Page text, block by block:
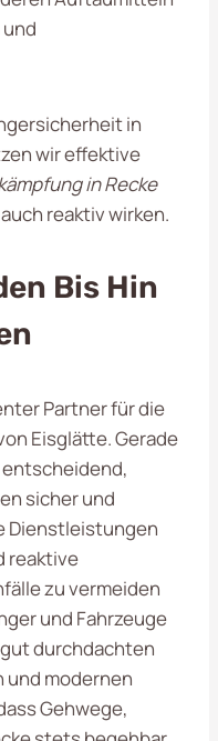
in
wir effektive
in Recke
reaktiv wirken.
Bis Hin
Partner für die
Eisglätte. Gerade
sicher und
Dienstleistungen
reaktive
zu vermeiden
und Fahrzeuge
durchdachten
und modernen
Gehwege,